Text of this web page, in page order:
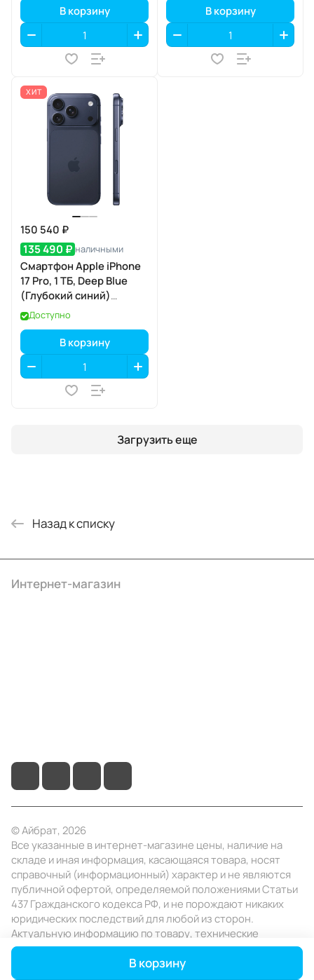
В корзину
В корзину В корзину
ХИТ
150 540 ₽
135 490 ₽ наличными
Смартфон Apple iPhone
17 Pro, 1 ТБ, Deep Blue
(Глубокий синий)
SIM+eSIM
Доступно
В корзину
Загрузить еще
Назад к списку
Интернет-магазин
© Айбрат, 2026
Все указанные в интернет-магазине цены, наличие на
складе и иная информация, касающаяся товара, носят
справочный (информационный) характер и не являются
публичной офертой, определяемой положениями Статьи
437 Гражданского кодекса РФ, и не порождают никаких
юридических последствий для любой из сторон.
Актуальную информацию по товару, технические
характеристики уточняйте в отделе продаж в день